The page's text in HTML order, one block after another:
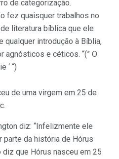
de categorização.
fez quaisquer trabalhos no
literatura bíblica que ele
qualquer introdução à Bíblia,
agnósticos e céticos. “(” O
‘ “)
de uma virgem em 25 de
diz: “Infelizmente ele
parte da história de Hórus
que Hórus nasceu em 25